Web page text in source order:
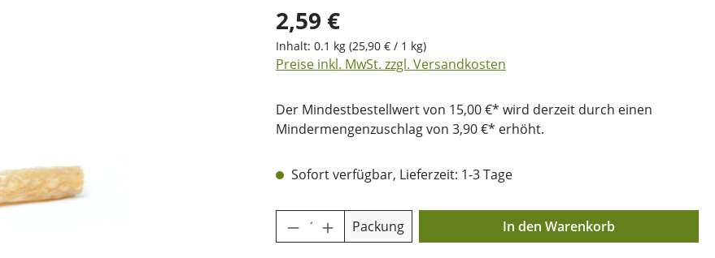
2,59 €
Inhalt: 0.1 kg (25,90 € / 1 kg)
Preise inkl. MwSt. zzgl. Versandkosten
Der Mindestbestellwert von 15,00 €* wird derzeit durch einen
Mindermengenzuschlag von 3,90 €* erhöht.
Sofort verfügbar, Lieferzeit: 1-3 Tage
Produkt Anzahl: Gib den gewünschten Wert
Packung In den Warenkorb